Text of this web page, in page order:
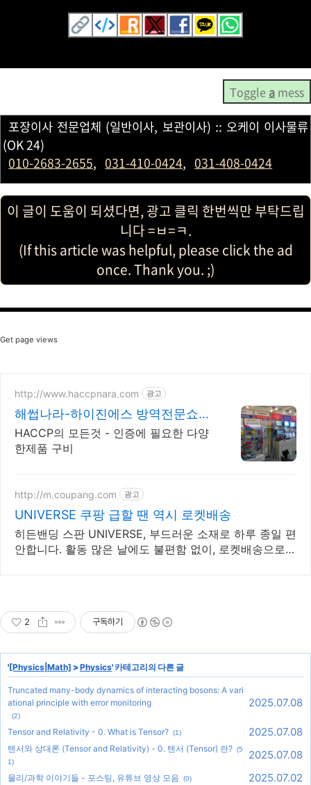
Toggle a mess
포장이사 전문업체 (일반이사, 보관이사) :: 오케이 이사물류
(OK 24)
010-2683-2655, 031-410-0424, 031-408-0424
이 글이 도움이 되셨다면, 광고 클릭 한번씩만 부탁드립
니다 =ㅂ=ㅋ.
(If this article was helpful, please click the ad
once. Thank you. ;)
Get page views
http://www.haccpnara.com 광고
해썹나라-하이진에스 방역전문쇼핑
몰
HACCP의 모든것 - 인증에 필요한 다양
한제품 구비
http://m.coupang.com 광고
UNIVERSE 쿠팡 급할 땐 역시 로켓배송
히든밴딩 스판 UNIVERSE, 부드러운 소재로 하루 종일 편
안합니다. 활동 많은 날에도 불편함 없이, 로켓배송으로
2 구독하기
'[Physics|Math] >Physics' 카테고리의 다른 글
Truncated many-body dynamics of interacting bosons: A vari
ational principle with error monitoring
(2)
2025.07.08
Tensor and Relativity - 0. What is Tensor? (1) 2025.07.08
텐서와 상대론 (Tensor and Relativity) - 0. 텐서 (Tensor) 란? (5
1)
2025.07.08
물리/과학 이야기들 - 포스팅, 유튜브 영상 모음 (0) 2025.07.02